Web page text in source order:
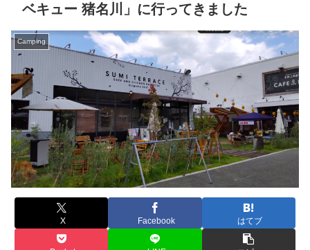
ベキュー 猪名川」に行ってきました
Camping
X Facebook はてブ